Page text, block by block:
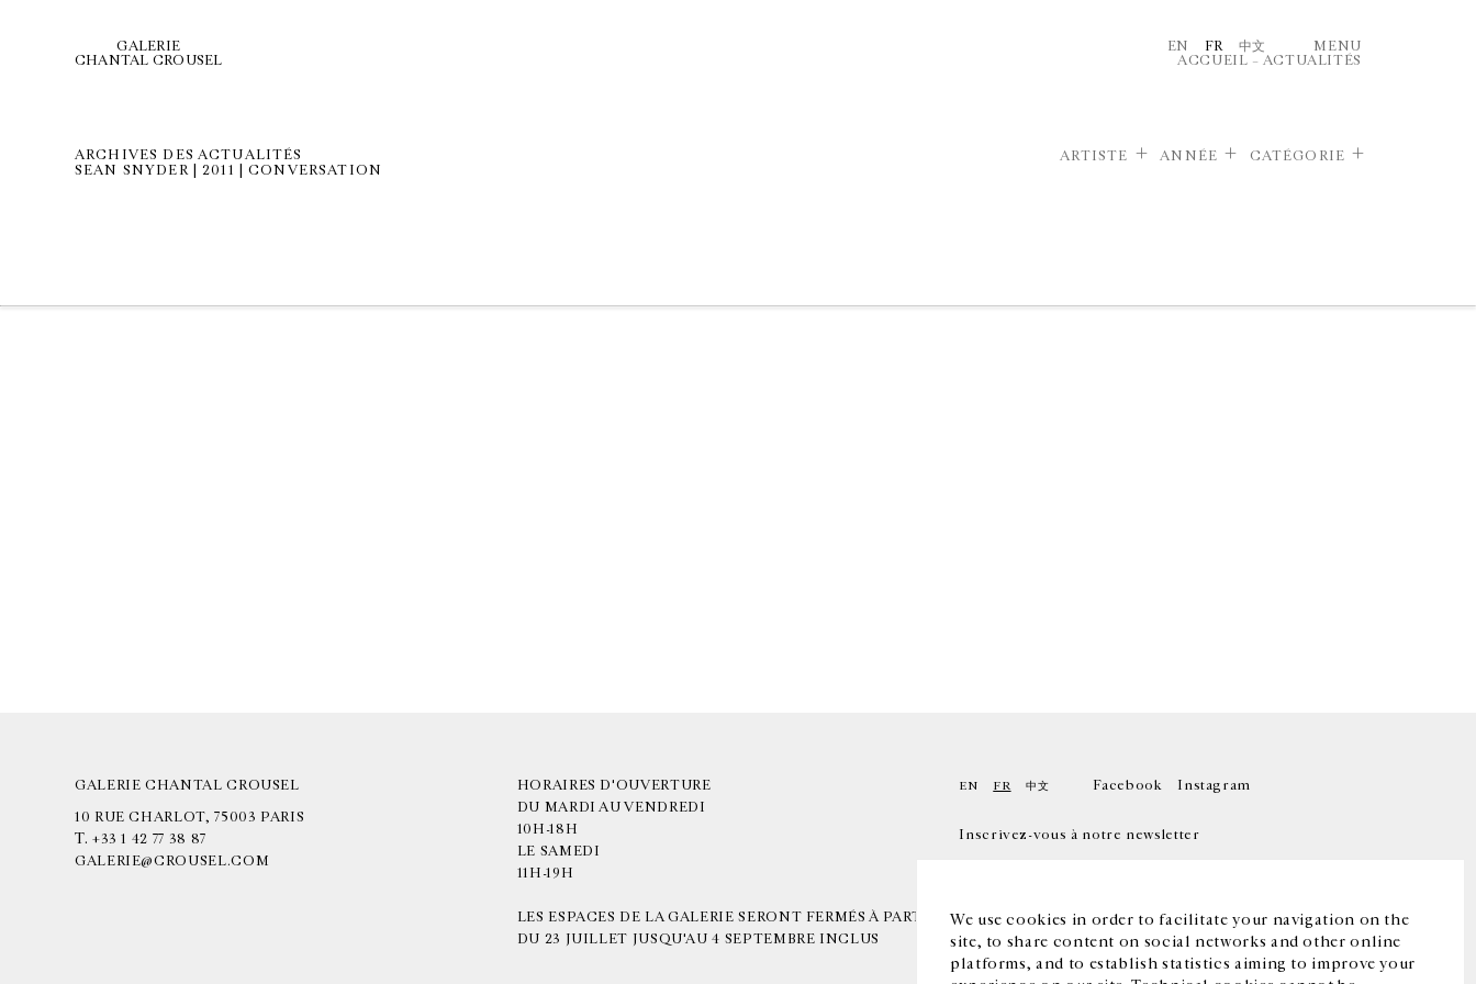
We use cookies in order to facilitate your navigation on the
site, to share content on social networks and other online
platforms, and to establish statistics aiming to improve your
GALERIE
CHANTAL CROUSEL
EN FR 中文
MENU
ACCUEIL – ACTUALITÉS
ARCHIVES DES ACTUALITÉS
SEAN SNYDER | 2011 | CONVERSATION
ARTISTE ANNÉE CATÉGORIE
GALERIE CHANTAL CROUSEL
10 RUE CHARLOT, 75003 PARIS
T. +33 1 42 77 38 87
GALERIE@CROUSEL.COM
HORAIRES D'OUVERTURE
DU MARDI AU VENDREDI
10H-18H
LE SAMEDI
11H-19H
LES ESPACES DE LA GALERIE SERONT FERMÉS À PARTIR
DU 23 JUILLET JUSQU'AU 4 SEPTEMBRE INCLUS
EN FR 中文 Facebook Instagram
Inscrivez-vous à notre newsletter